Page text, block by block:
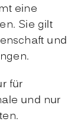
eine
Sie gilt
und
für
und nur